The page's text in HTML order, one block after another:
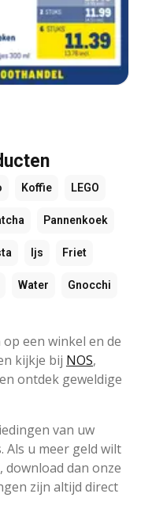
Koffie LEGO
Pannenkoek
Ijs Friet
Water Gnocchi
een winkel en de
kijkje bij NOS,
en ontdek geweldige
van uw
Als u meer geld wilt
dan onze
zijn altijd direct